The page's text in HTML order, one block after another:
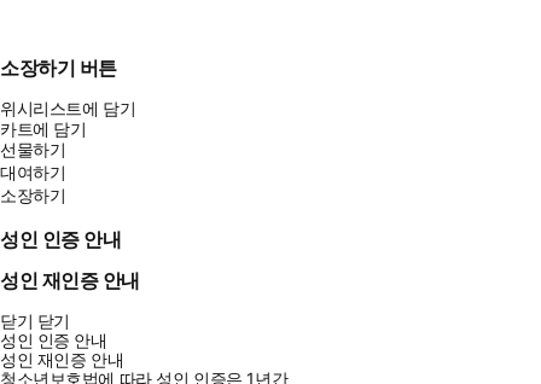
소장하기 버튼
위시리스트에 담기
카트에 담기
선물하기
대여하기
소장하기
성인 인증 안내
성인 재인증 안내
닫기 닫기
성인 인증 안내
성인 재인증 안내
청소년보호법에 따라 성인 인증은 1년간